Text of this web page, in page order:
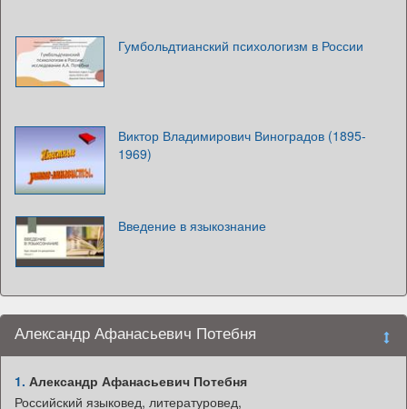
Гумбольдтианский психологизм в России
Виктор Владимирович Виноградов (1895-
1969)
Введение в языкознание
Александр Афанасьевич Потебня
1. Александр Афанасьевич Потебня
Российский языковед, литературовед,